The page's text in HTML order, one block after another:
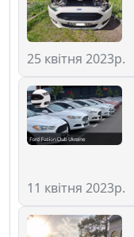
25 квітня 2023р.
11 квітня 2023р.